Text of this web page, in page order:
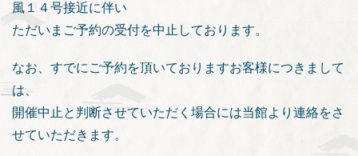
風１４号接近に伴い
ただいまご予約の受付を中止しております。
なお、すでにご予約を頂いておりますお客様につきまして
は、
開催中止と判断させていただく場合には当館より連絡をさ
せていただきます。